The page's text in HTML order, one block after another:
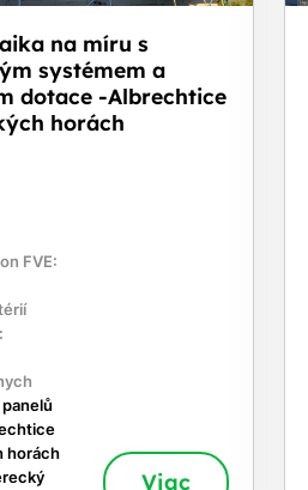
na míru s
systémem a
dotace -Albrechtice
horách
FVE:
horách
Viac